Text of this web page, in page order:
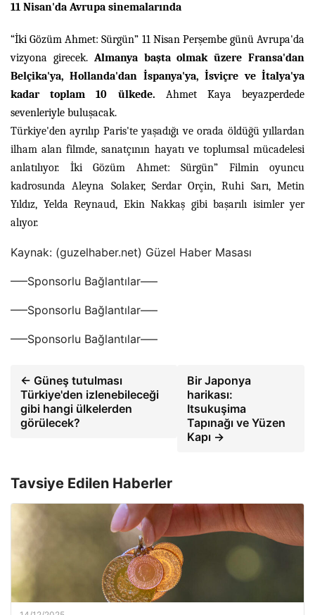
11 Nisan'da Avrupa sinemalarında
“İki Gözüm Ahmet: Sürgün” 11 Nisan Perşembe günü Avrupa'da
vizyona girecek. Almanya başta olmak üzere Fransa'dan
Belçika'ya, Hollanda'dan İspanya'ya, İsviçre ve İtalya'ya
kadar toplam 10 ülkede. Ahmet Kaya beyazperdede
sevenleriyle buluşacak.
Türkiye'den ayrılıp Paris'te yaşadığı ve orada öldüğü yıllardan
ilham alan filmde, sanatçının hayatı ve toplumsal mücadelesi
anlatılıyor. İki Gözüm Ahmet: Sürgün” Filmin oyuncu
kadrosunda Aleyna Solaker, Serdar Orçin, Ruhi Sarı, Metin
Yıldız, Yelda Reynaud, Ekin Nakkaş gibi başarılı isimler yer
alıyor.
Kaynak: (guzelhaber.net) Güzel Haber Masası
—–Sponsorlu Bağlantılar—–
—–Sponsorlu Bağlantılar—–
—–Sponsorlu Bağlantılar—–
← Güneş tutulması
Türkiye'den izlenebileceği
gibi hangi ülkelerden
görülecek?
Bir Japonya
harikası:
Itsukuşima
Tapınağı ve Yüzen
Kapı →
Tavsiye Edilen Haberler